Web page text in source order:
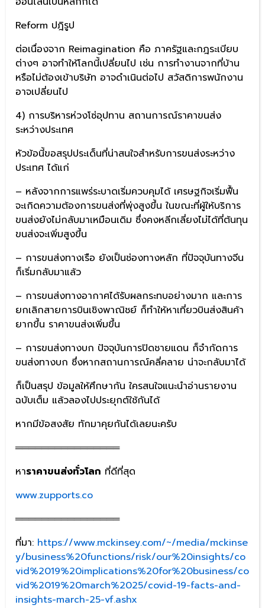
Reform ปฎิรูป
ต่อเนื่องจาก Reimagination คือ ภาครัฐและกฎระเบียบ
ต่างๆ อาจทำให้โลกนี้เปลี่ยนไป เช่น การทำงานจากที่บ้าน
หรือไม่ต้องเข้าบริษัท อาจดำเนินต่อไป สวัสดิการพนักงาน
อาจเปลี่ยนไป
4) การบริหารห่วงโซ่อุปทาน สถานการณ์ราคาขนส่ง
ระหว่างประเทศ
หัวข้อนี้ขอสรุปประเด็นที่น่าสนใจสำหรับการขนส่งระหว่าง
ประเทศ ได้แก่
– หลังจากการแพร่ระบาดเริ่มควบคุมได้ เศรษฐกิจเริ่มฟื้น
จะเกิดความต้องการขนส่งที่พุ่งสูงขึ้น ในขณะที่ผู้ให้บริการ
ขนส่งยังไม่กลับมาเหมือนเดิม ซึ่งคงหลีกเลี่ยงไม่ได้ที่ต้นทุน
ขนส่งจะเพิ่มสูงขึ้น
– การขนส่งทางเรือ ยังเป็นช่องทางหลัก ที่ปัจจุบันทางจีน
ก็เริ่มกลับมาแล้ว
– การขนส่งทางอากาศได้รับผลกระทบอย่างมาก และการ
ยกเลิกสายการบินเชิงพาณิชย์ ก็ทำให้หาเที่ยวบินส่งสินค้า
ยากขึ้น ราคาขนส่งเพิ่มขึ้น
– การขนส่งทางบก ปัจจุบันการปิดชายแดน ก็จำกัดการ
ขนส่งทางบก ซึ่งหากสถานการณ์คลี่คลาย น่าจะกลับมาได้
ก็เป็นสรุป ข้อมูลให้ศึกษากัน ใครสนใจแนะนำอ่านรายงาน
ฉบับเต็ม แล้วลองไปประยุกต์ใช้กันได้
หากมีข้อสงสัย ทักมาคุยกันได้เลยนะครับ
════════════════
หาราคาขนส่งทั่วโลก ที่ดีที่สุด
www.zupports.co
════════════════
ที่มา: https://www.mckinsey.com/~/media/mckinse
y/business%20functions/risk/our%20insights/co
vid%2019%20implications%20for%20business/co
vid%2019%20march%2025/covid-19-facts-and-
insights-march-25-vf.ashx